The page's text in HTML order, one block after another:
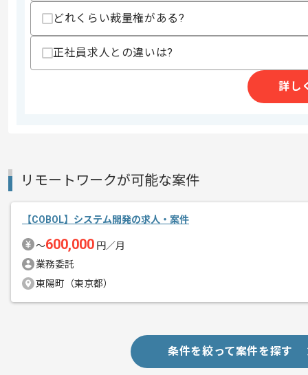
その他募集要項
商談回数
今回はCOBOLを用いて証券会社システ
どれくらい裁量権がある?
正社員求人との違いは?
詳し
リモートワークが可能な案件
【COBOL】システム開発の求人・案件
〜600,000 円／月
業務委託
東陽町（東京都）
条件を絞って案件を探す